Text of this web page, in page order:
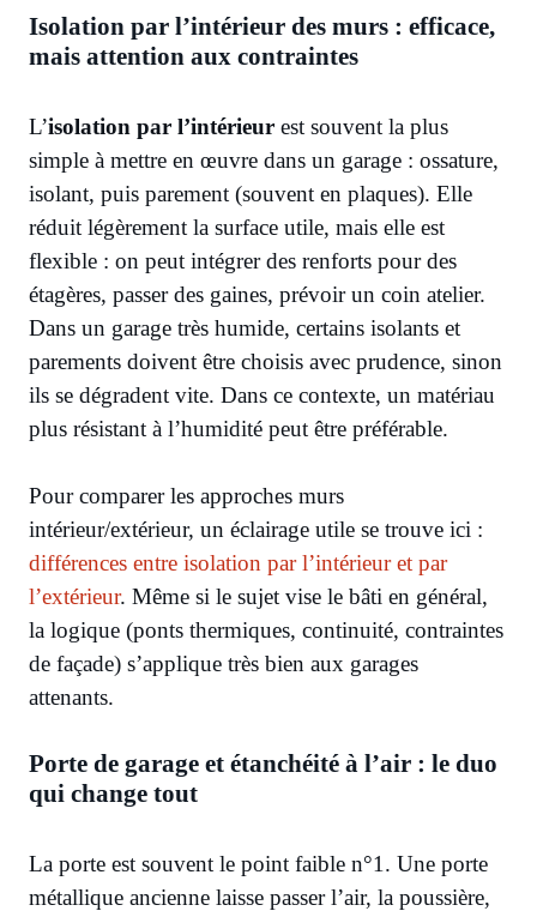
Isolation par l’intérieur des murs : efficace,
mais attention aux contraintes
L’isolation par l’intérieur est souvent la plus
simple à mettre en œuvre dans un garage : ossature,
isolant, puis parement (souvent en plaques). Elle
réduit légèrement la surface utile, mais elle est
flexible : on peut intégrer des renforts pour des
étagères, passer des gaines, prévoir un coin atelier.
Dans un garage très humide, certains isolants et
parements doivent être choisis avec prudence, sinon
ils se dégradent vite. Dans ce contexte, un matériau
plus résistant à l’humidité peut être préférable.
Pour comparer les approches murs
intérieur/extérieur, un éclairage utile se trouve ici :
différences entre isolation par l’intérieur et par
l’extérieur. Même si le sujet vise le bâti en général,
la logique (ponts thermiques, continuité, contraintes
de façade) s’applique très bien aux garages
attenants.
Porte de garage et étanchéité à l’air : le duo
qui change tout
La porte est souvent le point faible n°1. Une porte
métallique ancienne laisse passer l’air, la poussière,